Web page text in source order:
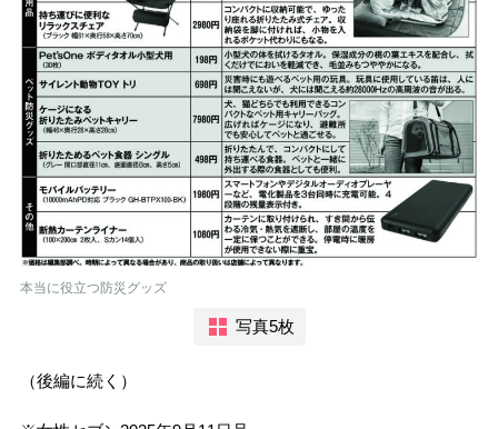
本当に役立つ防災グッズ
写真5枚
（後編に続く）